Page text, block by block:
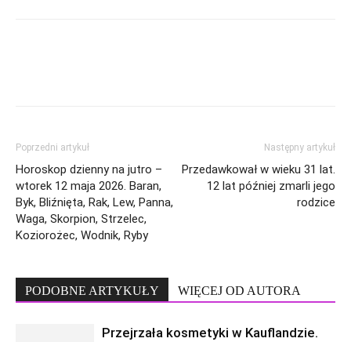
Poprzedni artykuł
Horoskop dzienny na jutro –
wtorek 12 maja 2026. Baran,
Byk, Bliźnięta, Rak, Lew, Panna,
Waga, Skorpion, Strzelec,
Koziorożec, Wodnik, Ryby
Następny artykuł
Przedawkował w wieku 31 lat.
12 lat później zmarli jego
rodzice
PODOBNE ARTYKUŁY WIĘCEJ OD AUTORA
Przejrzała kosmetyki w Kauflandzie.